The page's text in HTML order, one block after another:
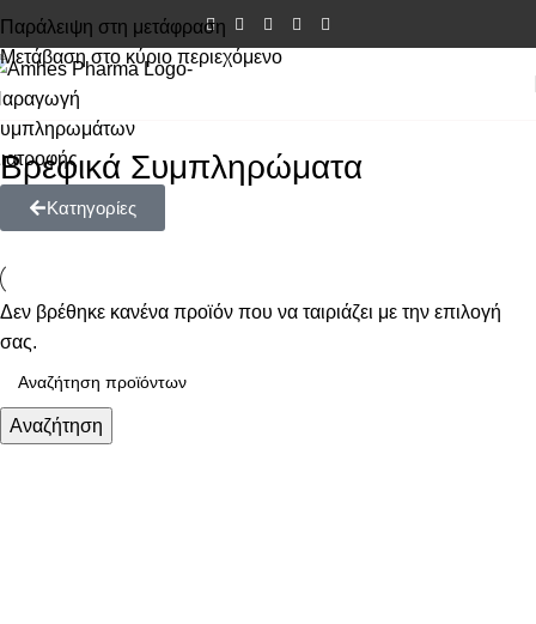
Παράλειψη στη μετάφραση
Μετάβαση στο κύριο περιεχόμενο
Βρεφικά Συμπληρώματα
Κατηγορίες
Δεν βρέθηκε κανένα προϊόν που να ταιριάζει με την επιλογή
σας.
Αναζήτηση